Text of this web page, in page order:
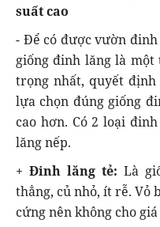
suất cao
- Để có được vườn
giống đinh lăng là
trọng nhất, quyết định
lựa chọn đúng giống
cao hơn. Có 2 loại
lăng nếp.
+ Đinh lăng tẻ: Là
thẳng, củ nhỏ, ít rễ. Vỏ
cứng nên không cho